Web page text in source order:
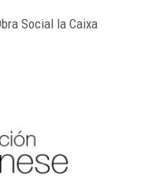
Social la Caixa